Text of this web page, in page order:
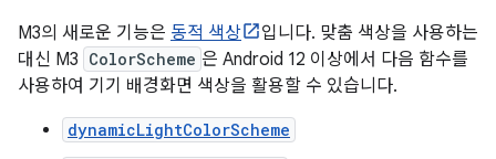
M3의 새로운 기능은 동적 색상
입니다. 맞춤 색상을 사용하는
대신 M3 ColorScheme 은 Android 12 이상에서 다음 함수를
사용하여 기기 배경화면 색상을 활용할 수 있습니다.
dynamicLightColorScheme